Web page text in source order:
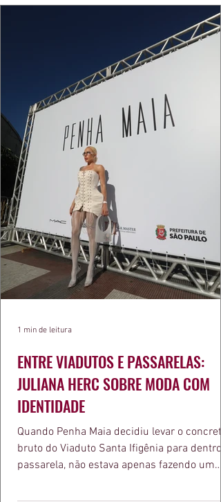
que ele conduza a cena. Cada dobra do
cada reflexo dourado da luz sobre a pe
ENTRE VIADUTOS E PASSARELAS:
JULIANA HERC SOBRE MODA COM
IDENTIDADE
Quando Penha Maia decidiu levar o concreto
bruto do Viaduto Santa Ifigênia para dentro
passarela, não estava apenas fazendo um
a apresentadora e influenciadora Juliana
1 min de leitura